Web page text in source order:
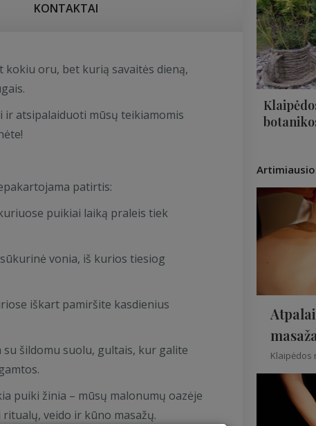
KONTAKTAI
kokiu oru, bet kurią savaitės dieną,
ir atsipalaiduoti mūsų teikiamomis
patirtis:
puikiai laiką praleis tiek
vonia, iš kurios tiesiog
iškart pamiršite kasdienius
šildomu suolu, gultais, kur galite
puiki žinia – mūsų malonumų oazėje
veido ir kūno masažų.
Klaipėdos